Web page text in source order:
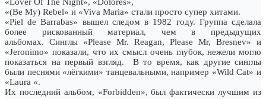
«(Be My) Rebel» и «Viva Maria» стали просто супер хитами.
«Piel de Barrabas» вышел следом в 1982 году. Группа сделала
более рискованный материал, чем в предыдущих
альбомах. Синглы «Please Mr. Reagan, Please Mr, Bresnev» и
«Jeronimo» показали, что их смысл очень глубок, нежели могло
показаться на первый взгляд. В то время, как другие синглы
были песнями «лёгкими» танцевальными, например «Wild Cat» и
«Laura «.
Их последний альбом, «Forbidden», был фактически лучшим из